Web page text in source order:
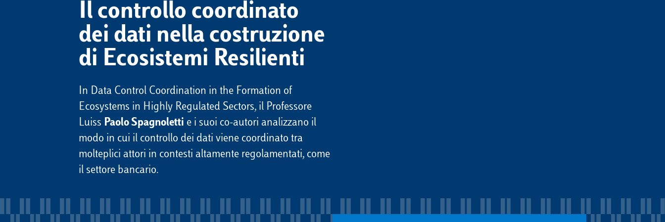
Il controllo coordinato
dei dati nella costruzione
di Ecosistemi Resilienti
In Data Control Coordination in the Formation of
Ecosystems in Highly Regulated Sectors, il Professore
Luiss Paolo Spagnoletti e i suoi co-autori analizzano il
modo in cui il controllo dei dati viene coordinato tra
molteplici attori in contesti altamente regolamentati, come
il settore bancario.